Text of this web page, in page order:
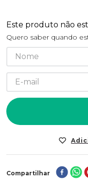
Este produto não
Quero saber quando
Compartilhar